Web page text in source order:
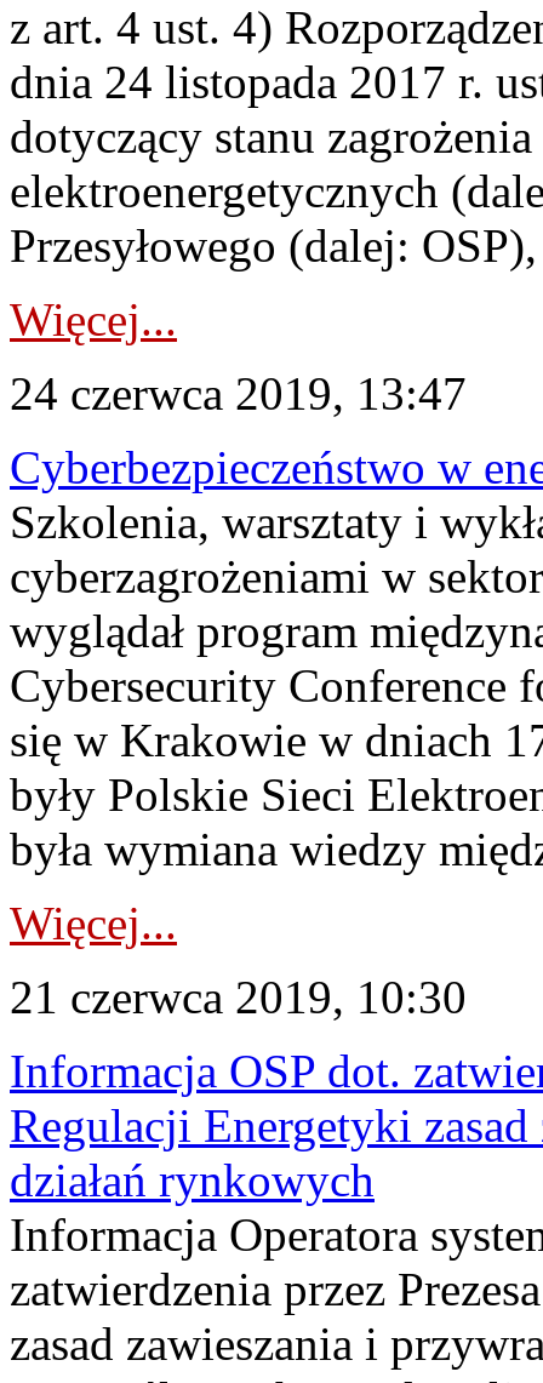
z art. 4 ust. 4)
dnia 24 listopada 2017 r.
dotyczący stanu
elektroenergetycznych
Przesyłowego (dalej:
Więcej...
24 czerwca 2019, 13:47
Cyberbezpieczeństwo w
Szkolenia, warsztaty i
cyberzagrożeniami w
wyglądał program
Cybersecurity Conference
się w Krakowie w dniach
były Polskie Sieci
była wymiana wiedzy
Więcej...
21 czerwca 2019, 10:30
Informacja OSP dot.
Regulacji Energetyki
działań rynkowych
Informacja Operatora
zatwierdzenia przez
zasad zawieszania i